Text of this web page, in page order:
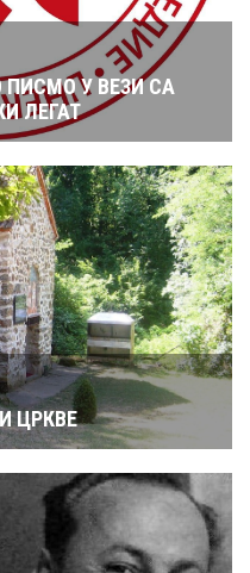
У ВЕЗИ СА
ЛЕГАТ
ЦРКВЕ